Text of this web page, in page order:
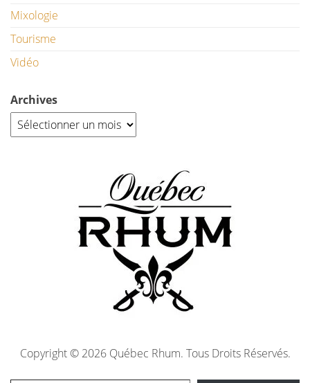
Mixologie
Tourisme
Vidéo
Archives
Copyright © 2026 Québec Rhum. Tous Droits Réservés.